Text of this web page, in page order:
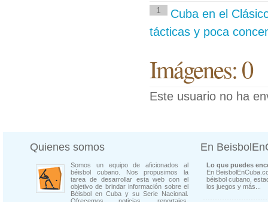
1
Cuba en el
tácticas y poca
Imágenes: 0
Este usuario no ha
Quienes somos
Somos un equipo de aficionados al
béisbol cubano. Nos propusimos la
tarea de desarrollar esta web con el
objetivo de brindar información sobre el
Béisbol en Cuba y su Serie Nacional.
En
Lo que puedes
En
béisbol cubano,
los juegos y más...